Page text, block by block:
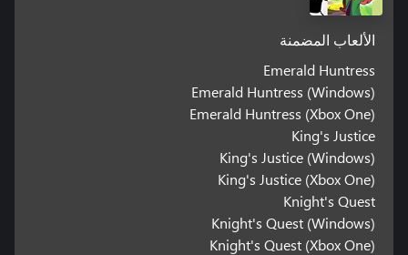
الألعاب المضمنة
Emerald Huntress
Emerald Huntress (Windows)
Emerald Huntress (Xbox One)
King's Justice
King's Justice (Windows)
King's Justice (Xbox One)
Knight's Quest
Knight's Quest (Windows)
Knight's Quest (Xbox One)